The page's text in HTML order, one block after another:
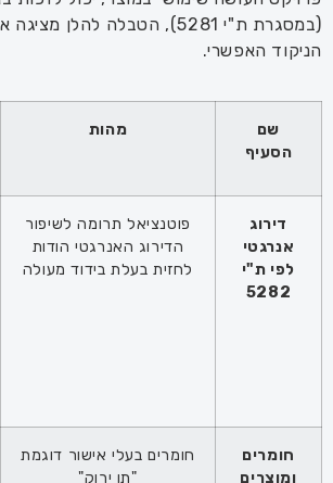
(במסגרת ת"י 5281), הטבלה להלן
הניקוד האפשרי.
שם
הסעיף
מהות
דירוג
אנרגטי
לפי ת"י
5282
פוטנציאל תרומה לשיפור
הדירוג האנרגטי הודות
לחזית בעלת בידוד מעולה
חומרים
ומוצרים
חומרים בעלי אישור דוגמת
"תו ירוק"